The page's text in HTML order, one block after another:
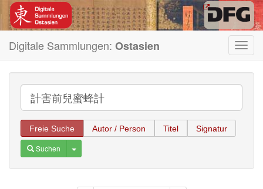
Digitale Sammlungen: Ostasien
Freie Suche Autor / Person Titel Signatur
Suchen Toggle Dropdown